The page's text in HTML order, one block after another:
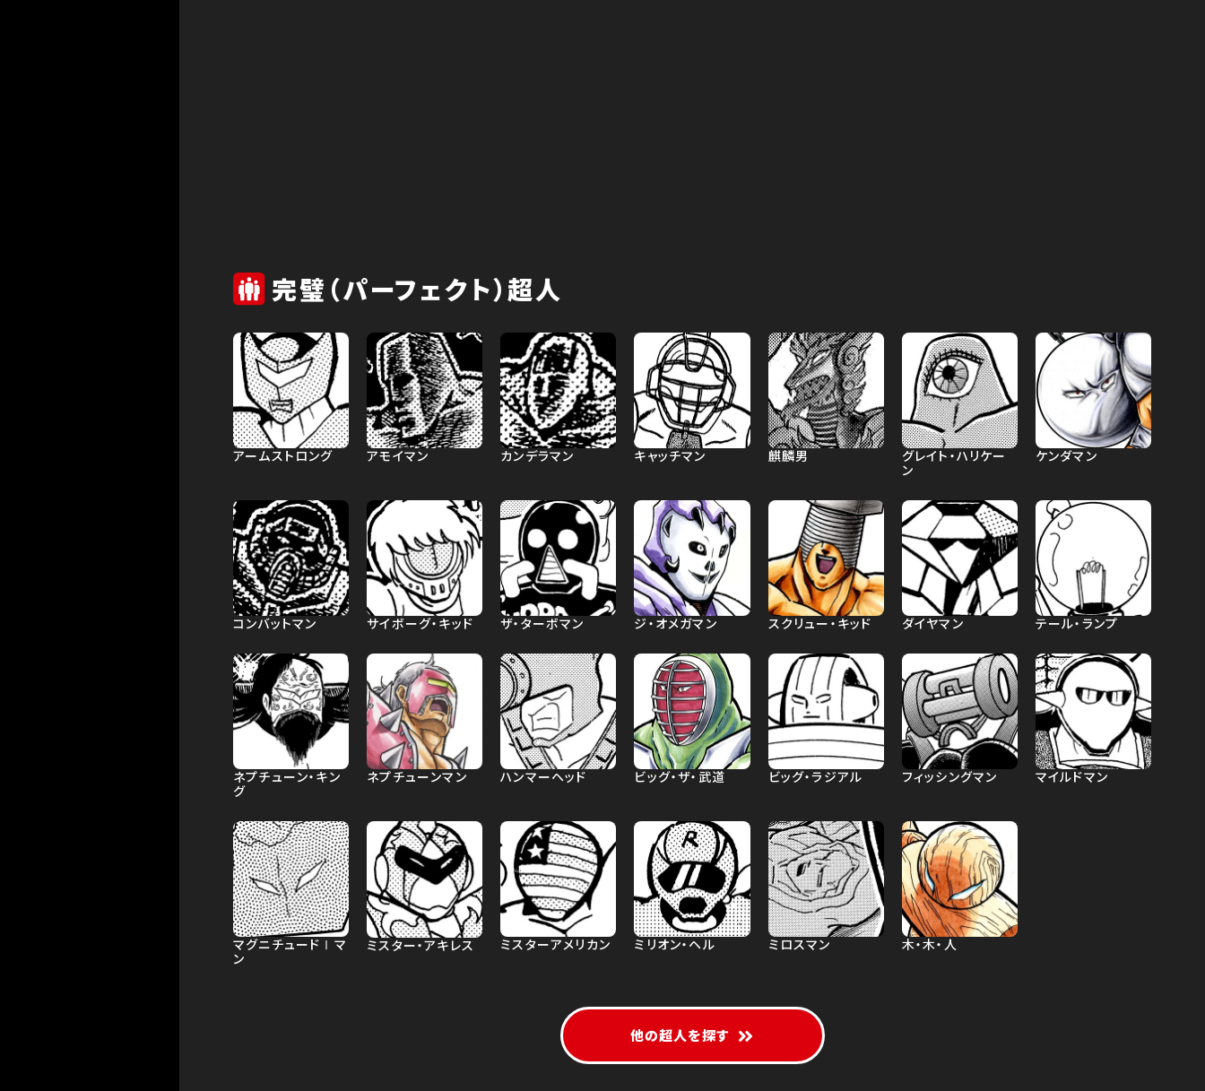
完璧（パーフェクト）超人
アームストロング アモイマン カンデラマン キャッチマン 麒麟男
グレイト・ハリケー
ン
ケンダマン
コンバットマン サイボーグ・キッド ザ・ターボマン ジ・オメガマン スクリュー・キッド ダイヤマン テール・ランプ
ネプチューン・キン
グ
ネプチューンマン ハンマーヘッド ビッグ・ザ・武道 ビッグ・ラジアル フィッシングマン マイルドマン
マグニチュードⅠマ
ン
ミスター・アキレス ミスターアメリカン ミリオン・ヘル ミロスマン 木・木・人
他の超人を探す